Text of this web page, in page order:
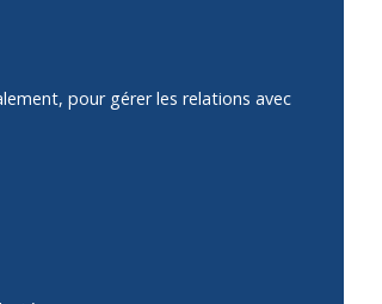
pour gérer les relations avec